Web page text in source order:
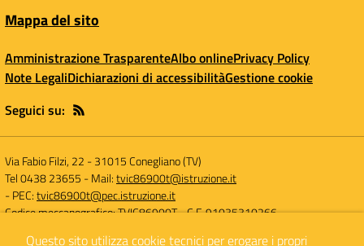
Mappa del sito
Amministrazione TrasparenteAlbo onlinePrivacy Policy
Note LegaliDichiarazioni di accessibilitàGestione cookie
Seguici su:
Via Fabio Filzi, 22 -31015 Conegliano (TV)
Tel 0438 23655 - Mail:tvic86900t@istruzione.it
- PEC:tvic86900t@pec.istruzione.it
Codice meccanografico: TVIC86900T- C.F. 91035310266
Questo sito utilizza cookie tecnici per erogare i propri